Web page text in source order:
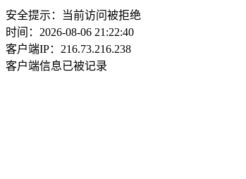
安全提示：当前访问被拒绝
时间：2026-08-06 21:22:40
客户端IP：216.73.216.238
客户端信息已被记录